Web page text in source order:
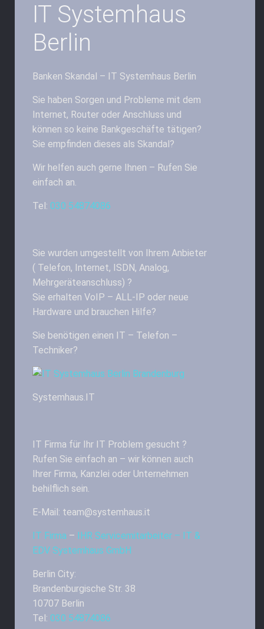
IT Systemhaus
Berlin
Banken Skandal – IT Systemhaus Berlin
Sie haben Sorgen und Probleme mit dem
Internet, Router oder Anschluss und
können so keine Bankgeschäfte tätigen?
Sie empfinden dieses als Skandal?
Wir helfen auch gerne Ihnen – Rufen Sie
einfach an.
Tel: 030 54874086
Sie wurden umgestellt von Ihrem Anbieter
( Telefon, Internet, ISDN, Analog,
Mehrgeräteanschluss) ?
Sie erhalten VoIP – ALL-IP oder neue
Hardware und brauchen Hilfe?
Sie benötigen einen IT – Telefon –
Techniker?
Systemhaus.IT
IT Firma für Ihr IT Problem gesucht ?
Rufen Sie einfach an – wir können auch
Ihrer Firma, Kanzlei oder Unternehmen
behilflich sein.
E-Mail: team@systemhaus.it
IT Firma – IHR Servicemitarbeiter – IT &
EDV Systemhaus GmbH
Berlin City:
Brandenburgische Str. 38
10707 Berlin
Tel: 030 54874086